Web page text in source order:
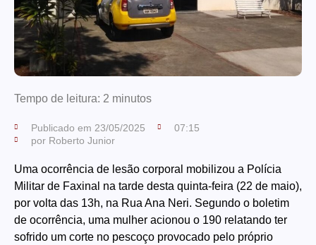
Tempo de leitura: 2 minutos
Publicado em 23/05/2025
07:15
por Roberto Junior
Uma ocorrência de lesão corporal mobilizou a Polícia
Militar de Faxinal na tarde desta quinta-feira (22 de maio),
por volta das 13h, na Rua Ana Neri. Segundo o boletim
de ocorrência, uma mulher acionou o 190 relatando ter
sofrido um corte no pescoço provocado pelo próprio